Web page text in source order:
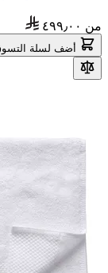
من ٤٩٩٫٠٠
أضف لسلة